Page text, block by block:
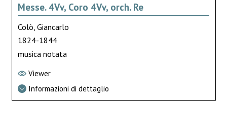
Messe. 4Vv, Coro 4Vv, orch. Re
Colò, Giancarlo
1824-1844
musica notata
Viewer
Informazioni di dettaglio